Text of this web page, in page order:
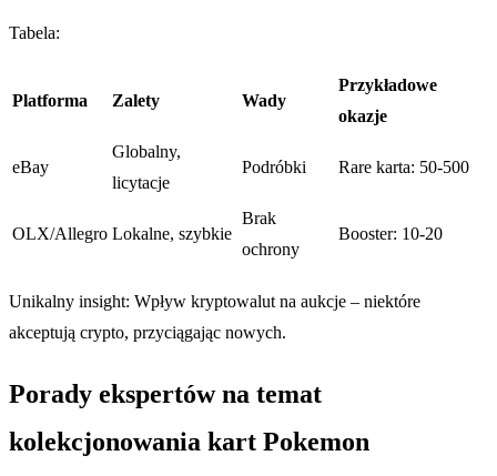
Tabela:
Platforma Zalety Wady
Przykładowe
okazje
eBay
Globalny,
licytacje
Podróbki Rare karta: 50-500
OLX/Allegro Lokalne, szybkie
Brak
ochrony
Booster: 10-20
Unikalny insight: Wpływ kryptowalut na aukcje – niektóre
akceptują crypto, przyciągając nowych.
Porady ekspertów na temat
kolekcjonowania kart Pokemon